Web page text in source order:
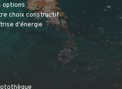
options
choix constructif
d'énergie